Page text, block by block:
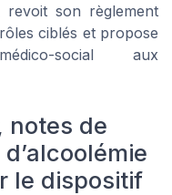
revoit son règlement
ciblés et propose
social aux
notes de
le dispositif